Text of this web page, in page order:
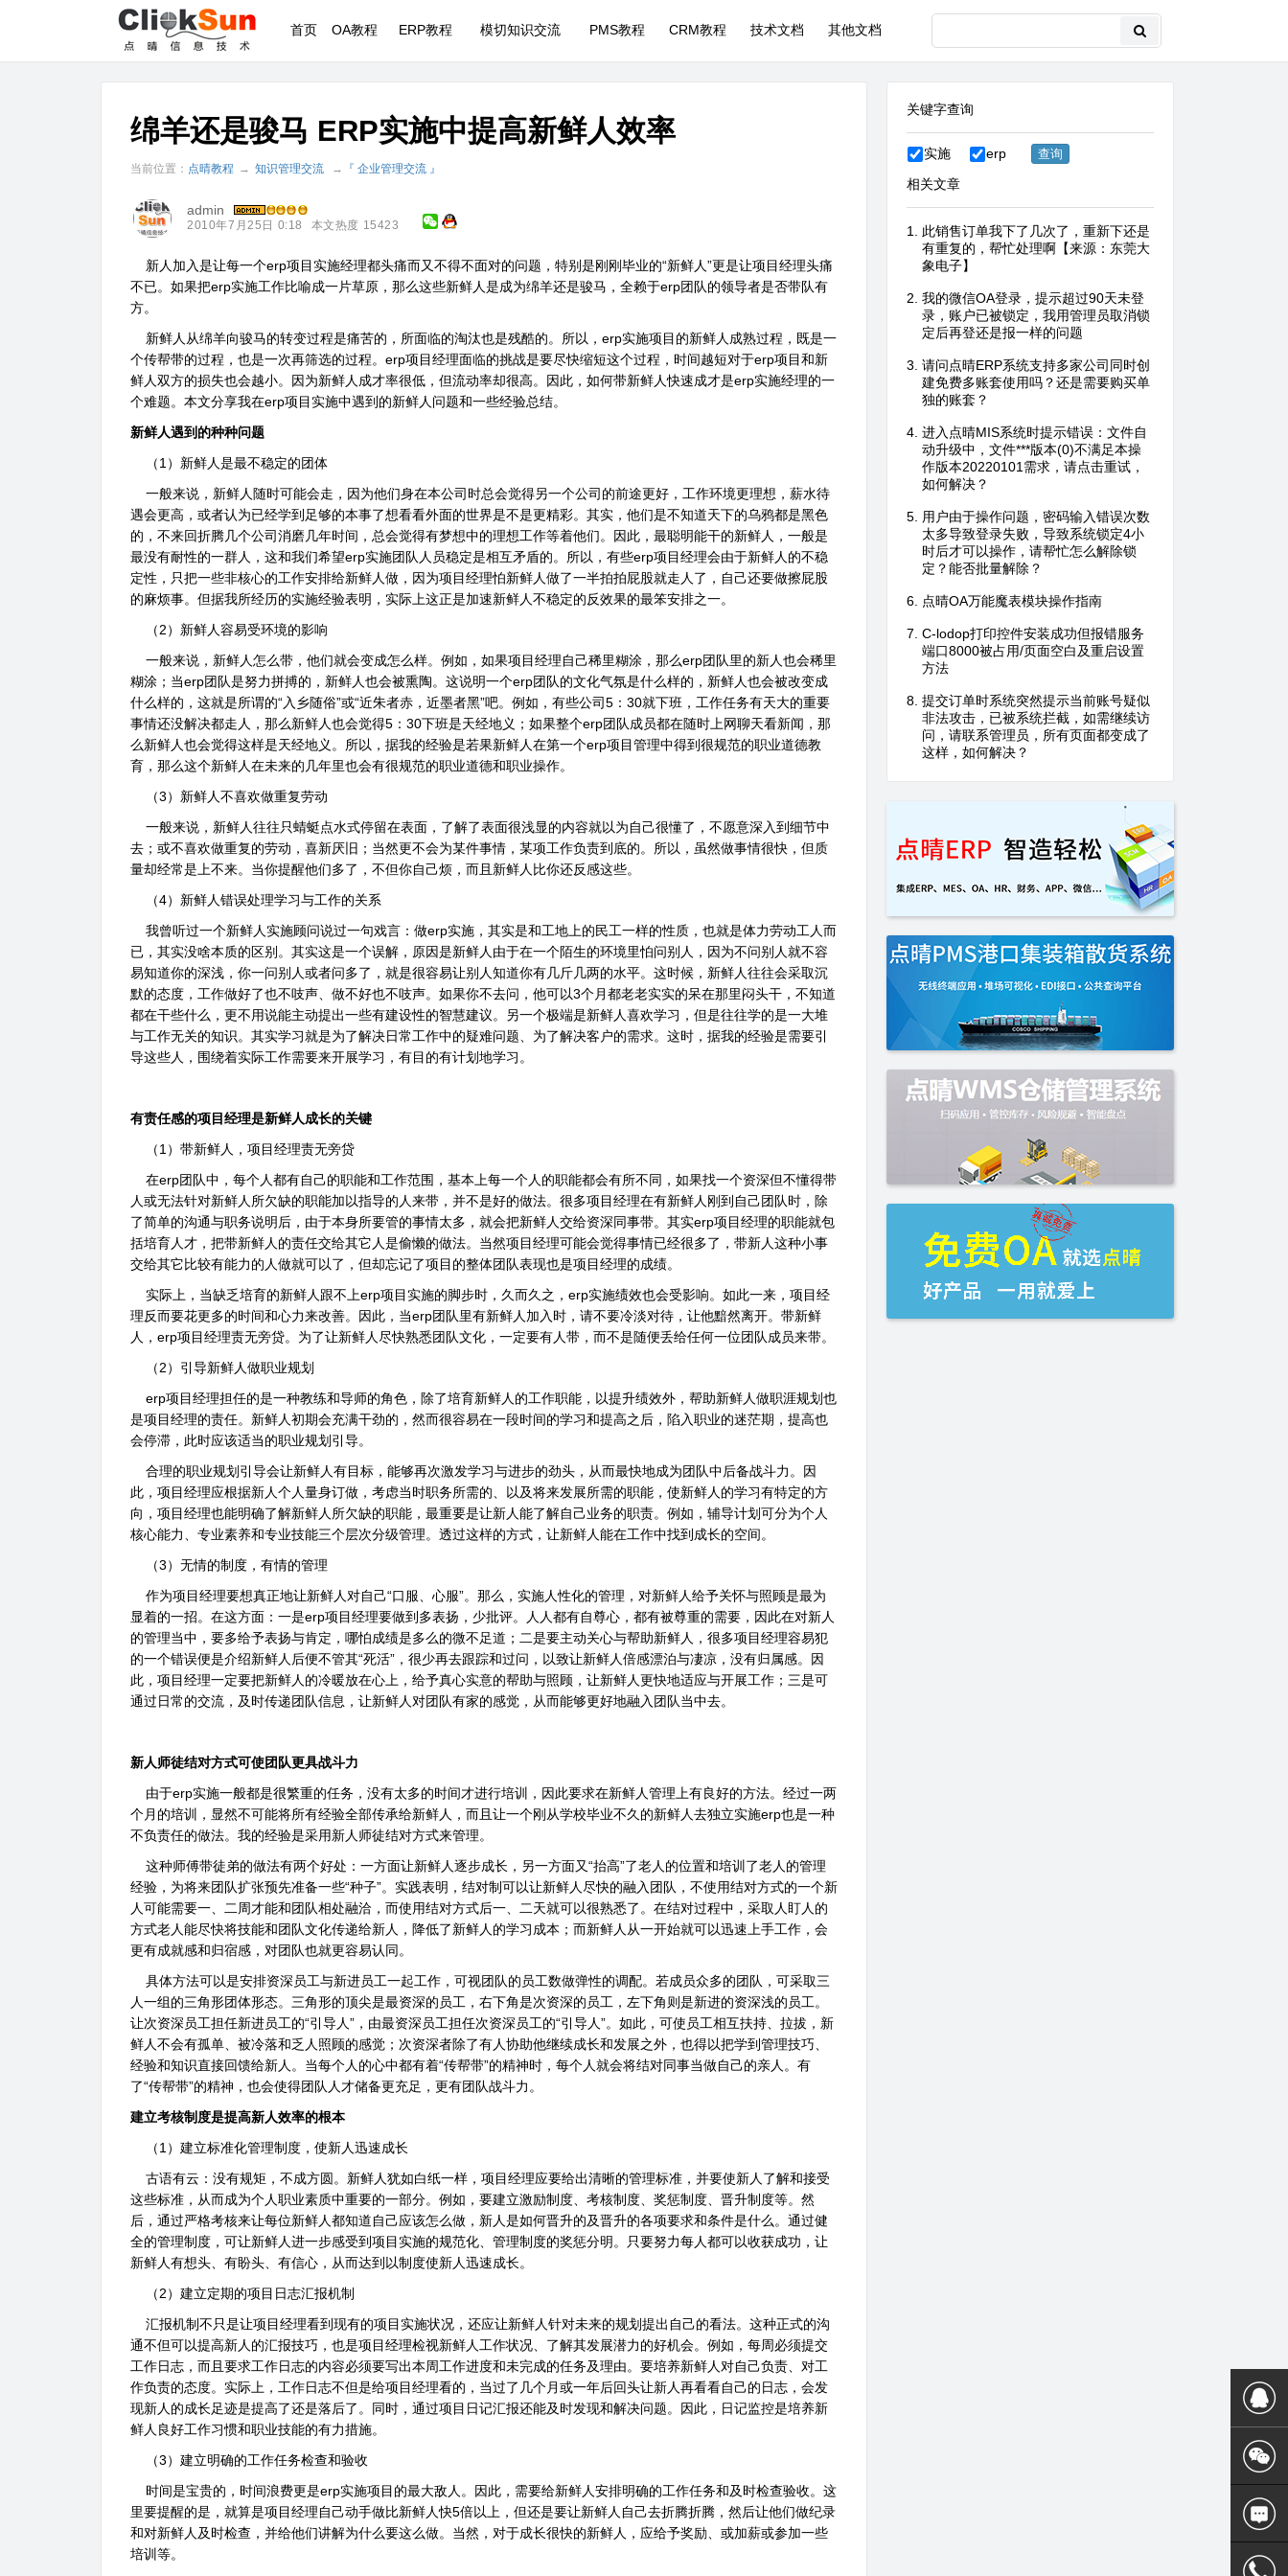
首页 OA教程 ERP教程 模切知识交流 PMS教程 CRM教程 技术文档 其他文档
绵羊还是骏马 ERP实施中提高新鲜人效率
当前位置： 点晴教程 → 知识管理交流 → 『 企业管理交流 』
admin
2010年7月25日 0:18 本文热度 15423
新人加入是让每一个erp项目实施经理都头痛而又不得不面对的问题，特别是刚刚毕业的“新鲜人”更是让项目经理头痛
不已。如果把erp实施工作比喻成一片草原，那么这些新鲜人是成为绵羊还是骏马，全赖于erp团队的领导者是否带队有
方。
新鲜人从绵羊向骏马的转变过程是痛苦的，所面临的淘汰也是残酷的。所以，erp实施项目的新鲜人成熟过程，既是一
个传帮带的过程，也是一次再筛选的过程。erp项目经理面临的挑战是要尽快缩短这个过程，时间越短对于erp项目和新
鲜人双方的损失也会越小。因为新鲜人成才率很低，但流动率却很高。因此，如何带新鲜人快速成才是erp实施经理的一
个难题。本文分享我在erp项目实施中遇到的新鲜人问题和一些经验总结。
新鲜人遇到的种种问题
（1）新鲜人是最不稳定的团体
一般来说，新鲜人随时可能会走，因为他们身在本公司时总会觉得另一个公司的前途更好，工作环境更理想，薪水待
遇会更高，或者认为已经学到足够的本事了想看看外面的世界是不是更精彩。其实，他们是不知道天下的乌鸦都是黑色
的，不来回折腾几个公司消磨几年时间，总会觉得有梦想中的理想工作等着他们。因此，最聪明能干的新鲜人，一般是
最没有耐性的一群人，这和我们希望erp实施团队人员稳定是相互矛盾的。所以，有些erp项目经理会由于新鲜人的不稳
定性，只把一些非核心的工作安排给新鲜人做，因为项目经理怕新鲜人做了一半拍拍屁股就走人了，自己还要做擦屁股
的麻烦事。但据我所经历的实施经验表明，实际上这正是加速新鲜人不稳定的反效果的最笨安排之一。
（2）新鲜人容易受环境的影响
一般来说，新鲜人怎么带，他们就会变成怎么样。例如，如果项目经理自己稀里糊涂，那么erp团队里的新人也会稀里
糊涂；当erp团队是努力拼搏的，新鲜人也会被熏陶。这说明一个erp团队的文化气氛是什么样的，新鲜人也会被改变成
什么样的，这就是所谓的“入乡随俗”或“近朱者赤，近墨者黑”吧。例如，有些公司5：30就下班，工作任务有天大的重要
事情还没解决都走人，那么新鲜人也会觉得5：30下班是天经地义；如果整个erp团队成员都在随时上网聊天看新闻，那
么新鲜人也会觉得这样是天经地义。所以，据我的经验是若果新鲜人在第一个erp项目管理中得到很规范的职业道德教
育，那么这个新鲜人在未来的几年里也会有很规范的职业道德和职业操作。
（3）新鲜人不喜欢做重复劳动
一般来说，新鲜人往往只蜻蜓点水式停留在表面，了解了表面很浅显的内容就以为自己很懂了，不愿意深入到细节中
去；或不喜欢做重复的劳动，喜新厌旧；当然更不会为某件事情，某项工作负责到底的。所以，虽然做事情很快，但质
量却经常是上不来。当你提醒他们多了，不但你自己烦，而且新鲜人比你还反感这些。
（4）新鲜人错误处理学习与工作的关系
我曾听过一个新鲜人实施顾问说过一句戏言：做erp实施，其实是和工地上的民工一样的性质，也就是体力劳动工人而
已，其实没啥本质的区别。其实这是一个误解，原因是新鲜人由于在一个陌生的环境里怕问别人，因为不问别人就不容
易知道你的深浅，你一问别人或者问多了，就是很容易让别人知道你有几斤几两的水平。这时候，新鲜人往往会采取沉
默的态度，工作做好了也不吱声、做不好也不吱声。如果你不去问，他可以3个月都老老实实的呆在那里闷头干，不知道
都在干些什么，更不用说能主动提出一些有建设性的智慧建议。另一个极端是新鲜人喜欢学习，但是往往学的是一大堆
与工作无关的知识。其实学习就是为了解决日常工作中的疑难问题、为了解决客户的需求。这时，据我的经验是需要引
导这些人，围绕着实际工作需要来开展学习，有目的有计划地学习。
有责任感的项目经理是新鲜人成长的关键
（1）带新鲜人，项目经理责无旁贷
在erp团队中，每个人都有自己的职能和工作范围，基本上每一个人的职能都会有所不同，如果找一个资深但不懂得带
人或无法针对新鲜人所欠缺的职能加以指导的人来带，并不是好的做法。很多项目经理在有新鲜人刚到自己团队时，除
了简单的沟通与职务说明后，由于本身所要管的事情太多，就会把新鲜人交给资深同事带。其实erp项目经理的职能就包
括培育人才，把带新鲜人的责任交给其它人是偷懒的做法。当然项目经理可能会觉得事情已经很多了，带新人这种小事
交给其它比较有能力的人做就可以了，但却忘记了项目的整体团队表现也是项目经理的成绩。
实际上，当缺乏培育的新鲜人跟不上erp项目实施的脚步时，久而久之，erp实施绩效也会受影响。如此一来，项目经
理反而要花更多的时间和心力来改善。因此，当erp团队里有新鲜人加入时，请不要冷淡对待，让他黯然离开。带新鲜
人，erp项目经理责无旁贷。为了让新鲜人尽快熟悉团队文化，一定要有人带，而不是随便丢给任何一位团队成员来带。
（2）引导新鲜人做职业规划
erp项目经理担任的是一种教练和导师的角色，除了培育新鲜人的工作职能，以提升绩效外，帮助新鲜人做职涯规划也
是项目经理的责任。新鲜人初期会充满干劲的，然而很容易在一段时间的学习和提高之后，陷入职业的迷茫期，提高也
会停滞，此时应该适当的职业规划引导。
合理的职业规划引导会让新鲜人有目标，能够再次激发学习与进步的劲头，从而最快地成为团队中后备战斗力。因
此，项目经理应根据新人个人量身订做，考虑当时职务所需的、以及将来发展所需的职能，使新鲜人的学习有特定的方
向，项目经理也能明确了解新鲜人所欠缺的职能，最重要是让新人能了解自己业务的职责。例如，辅导计划可分为个人
核心能力、专业素养和专业技能三个层次分级管理。透过这样的方式，让新鲜人能在工作中找到成长的空间。
（3）无情的制度，有情的管理
作为项目经理要想真正地让新鲜人对自己“口服、心服”。那么，实施人性化的管理，对新鲜人给予关怀与照顾是最为
显着的一招。在这方面：一是erp项目经理要做到多表扬，少批评。人人都有自尊心，都有被尊重的需要，因此在对新人
的管理当中，要多给予表扬与肯定，哪怕成绩是多么的微不足道；二是要主动关心与帮助新鲜人，很多项目经理容易犯
的一个错误便是介绍新鲜人后便不管其“死活”，很少再去跟踪和过问，以致让新鲜人倍感漂泊与凄凉，没有归属感。因
此，项目经理一定要把新鲜人的冷暖放在心上，给予真心实意的帮助与照顾，让新鲜人更快地适应与开展工作；三是可
通过日常的交流，及时传递团队信息，让新鲜人对团队有家的感觉，从而能够更好地融入团队当中去。
新人师徒结对方式可使团队更具战斗力
由于erp实施一般都是很繁重的任务，没有太多的时间才进行培训，因此要求在新鲜人管理上有良好的方法。经过一两
个月的培训，显然不可能将所有经验全部传承给新鲜人，而且让一个刚从学校毕业不久的新鲜人去独立实施erp也是一种
不负责任的做法。我的经验是采用新人师徒结对方式来管理。
这种师傅带徒弟的做法有两个好处：一方面让新鲜人逐步成长，另一方面又“抬高”了老人的位置和培训了老人的管理
经验，为将来团队扩张预先准备一些“种子”。实践表明，结对制可以让新鲜人尽快的融入团队，不使用结对方式的一个新
人可能需要一、二周才能和团队相处融洽，而使用结对方式后一、二天就可以很熟悉了。在结对过程中，采取人盯人的
方式老人能尽快将技能和团队文化传递给新人，降低了新鲜人的学习成本；而新鲜人从一开始就可以迅速上手工作，会
更有成就感和归宿感，对团队也就更容易认同。
具体方法可以是安排资深员工与新进员工一起工作，可视团队的员工数做弹性的调配。若成员众多的团队，可采取三
人一组的三角形团体形态。三角形的顶尖是最资深的员工，右下角是次资深的员工，左下角则是新进的资深浅的员工。
让次资深员工担任新进员工的“引导人”，由最资深员工担任次资深员工的“引导人”。如此，可使员工相互扶持、拉拔，新
鲜人不会有孤单、被冷落和乏人照顾的感觉；次资深者除了有人协助他继续成长和发展之外，也得以把学到管理技巧、
经验和知识直接回馈给新人。当每个人的心中都有着“传帮带”的精神时，每个人就会将结对同事当做自己的亲人。有
了“传帮带”的精神，也会使得团队人才储备更充足，更有团队战斗力。
建立考核制度是提高新人效率的根本
（1）建立标准化管理制度，使新人迅速成长
古语有云：没有规矩，不成方圆。新鲜人犹如白纸一样，项目经理应要给出清晰的管理标准，并要使新人了解和接受
这些标准，从而成为个人职业素质中重要的一部分。例如，要建立激励制度、考核制度、奖惩制度、晋升制度等。然
后，通过严格考核来让每位新鲜人都知道自己应该怎么做，新人是如何晋升的及晋升的各项要求和条件是什么。通过健
全的管理制度，可让新鲜人进一步感受到项目实施的规范化、管理制度的奖惩分明。只要努力每人都可以收获成功，让
新鲜人有想头、有盼头、有信心，从而达到以制度使新人迅速成长。
（2）建立定期的项目日志汇报机制
汇报机制不只是让项目经理看到现有的项目实施状况，还应让新鲜人针对未来的规划提出自己的看法。这种正式的沟
通不但可以提高新人的汇报技巧，也是项目经理检视新鲜人工作状况、了解其发展潜力的好机会。例如，每周必须提交
工作日志，而且要求工作日志的内容必须要写出本周工作进度和未完成的任务及理由。要培养新鲜人对自己负责、对工
作负责的态度。实际上，工作日志不但是给项目经理看的，当过了几个月或一年后回头让新人再看看自己的日志，会发
现新人的成长足迹是提高了还是落后了。同时，通过项目日记汇报还能及时发现和解决问题。因此，日记监控是培养新
鲜人良好工作习惯和职业技能的有力措施。
（3）建立明确的工作任务检查和验收
时间是宝贵的，时间浪费更是erp实施项目的最大敌人。因此，需要给新鲜人安排明确的工作任务和及时检查验收。这
里要提醒的是，就算是项目经理自己动手做比新鲜人快5倍以上，但还是要让新鲜人自己去折腾折腾，然后让他们做纪录
和对新鲜人及时检查，并给他们讲解为什么要这么做。当然，对于成长很快的新鲜人，应给予奖励、或加薪或参加一些
培训等。
关键字查询
实施 erp
相关文章
此销售订单我下了几次了，重新下还是
有重复的，帮忙处理啊【来源：东莞大
象电子】
我的微信OA登录，提示超过90天未登
录，账户已被锁定，我用管理员取消锁
定后再登还是报一样的问题
请问点晴ERP系统支持多家公司同时创
建免费多账套使用吗？还是需要购买单
独的账套？
进入点晴MIS系统时提示错误：文件自
动升级中，文件***版本(0)不满足本操
作版本20220101需求，请点击重试，
如何解决？
用户由于操作问题，密码输入错误次数
太多导致登录失败，导致系统锁定4小
时后才可以操作，请帮忙怎么解除锁
定？能否批量解除？
点晴OA万能魔表模块操作指南
C-lodop打印控件安装成功但报错服务
端口8000被占用/页面空白及重启设置
方法
提交订单时系统突然提示当前账号疑似
非法攻击，已被系统拦截，如需继续访
问，请联系管理员，所有页面都变成了
这样，如何解决？